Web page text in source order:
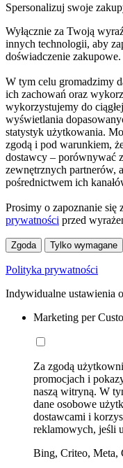
Spersonalizuj swoje
Wyłącznie za Twoją
innych technologii, aby
doświadczenie zakupowe.
W tym celu gromadzimy
ich zachowań oraz
wykorzystujemy do
wyświetlania
statystyk użytkowania.
zgodą i pod warunkiem,
dostawcy – porównywać
zewnętrznych partnerów,
pośrednictwem ich
Prosimy o zapoznanie się
prywatności przed
Zgoda Tylko wymagane
Polityka prywatności
Indywidualne ustawienia
Marketing per
Za zgodą
promocjach i
naszą witryną. W
dane osobowe
dostawcami i
reklamowych, jeśli
Bing, Criteo, Meta,